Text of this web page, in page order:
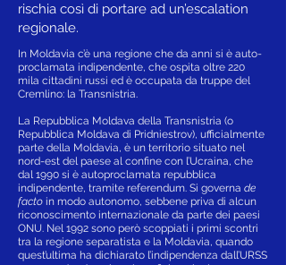
rischia così di portare ad un’escalation
regionale.
In Moldavia c’è una regione che da anni si è auto-
proclamata indipendente, che ospita oltre 220
mila cittadini russi ed è occupata da truppe del
Cremlino: la Transnistria.
La Repubblica Moldava della Transnistria (o
Repubblica Moldava di Pridniestrov), ufficialmente
parte della Moldavia, è un territorio situato nel
nord-est del paese al confine con l’Ucraina, che
dal 1990 si è autoproclamata repubblica
indipendente, tramite referendum. Si governa de
facto in modo autonomo, sebbene priva di alcun
riconoscimento internazionale da parte dei paesi
ONU. Nel 1992 sono però scoppiati i primi scontri
tra la regione separatista e la Moldavia, quando
quest’ultima ha dichiarato l’indipendenza dall’URSS